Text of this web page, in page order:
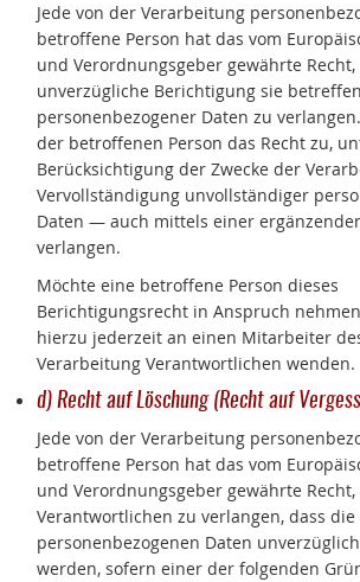
Jede von der Verarbeitung
betroffene Person hat das vom
und Verordnungsgeber gewährte
unverzügliche Berichtigung sie
personenbezogener Daten zu
der betroffenen Person das Recht zu,
Berücksichtigung der Zwecke der
Vervollständigung unvollständiger
Daten — auch mittels einer
verlangen.
Möchte eine betroffene Person dieses
Berichtigungsrecht in Anspruch
hierzu jederzeit an einen Mitarbeiter
Verarbeitung Verantwortlichen wenden.
d) Recht auf Löschung (Recht auf
Jede von der Verarbeitung
betroffene Person hat das vom
und Verordnungsgeber gewährte Recht,
Verantwortlichen zu verlangen, dass
personenbezogenen Daten
werden, sofern einer der folgenden